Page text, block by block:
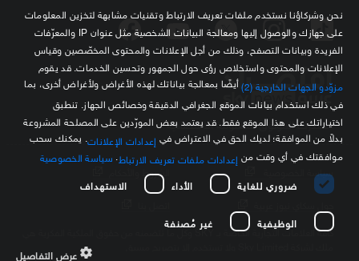
مصدرك الموثوق للمعلومة الاقتصادية
سياسة الخصوصية الشروط والأحكام
كافة العلامات التجارية الخاصة بـ SKY وكل ما تتضمنه من حقوق الملكية الفكرية هي
نحن وشركاؤنا نستخدم ملفات تعريف الارتباط وتقنيات مشابهة لتخزين المعلومات
على جهازك والوصول إليها ومعالجة البيانات الشخصية مثل عنوان IP والمعرّفات
الفريدة وبيانات التصفح، وذلك من أجل الإعلانات والمحتوى المخصّصين وقياس
الإعلانات والمحتوى واستخلاص رؤى حول الجمهور وتحسين الخدمات. قد يقوم
مزوّدو الجهات الخارجية (2)
أيضًا بمعالجة بياناتك لهذه الأغراض ولأغراض أخرى، بما
في ذلك استخدام بيانات الموقع الجغرافي الدقيقة وخصائص الجهاز. تنطبق
اختياراتك على هذا الموقع فقط. قد يعتمد بعض المورّدين على المصلحة المشروعة
بدلاً من الموافقة؛ لديك الحق في الاعتراض في إعدادات الإعلانات . يمكنك سحب
موافقتك في أي وقت من إعدادات ملفات تعريف الارتباط سياسة الخصوصية
ضروري للغاية
الأداء الاستهداف
الوظيفية غير مُصنفة
عرض التفاصيل